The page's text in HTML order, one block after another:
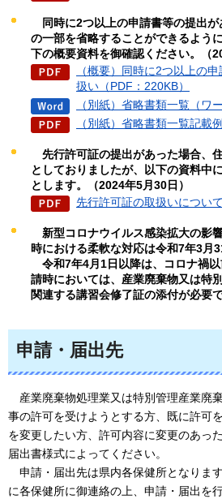
同時に2つ以上の申請書等の提出
の一部を省略することができるよう
下の概要資料を御確認ください。（
（概要）同時に2つ以上の
扱い（PDF：220KB）
（別紙）省略書類一覧（ワ
（別紙）省略書類一覧記載
先行許可証の提出があった場合、
としておりましたが、以下の資料中
とします。（2024年5月30日）
先行許可証の取扱いについ
新型コロナウイルス感染拡大の影
時における柔軟な対応は令和7年3月
令和7年4月1日以降は、コロナ禍
請時においては、産業廃棄物又は特
関連する講習会修了証の添付が必要
申請・届出先
産業廃棄物処理業又は特別管理産業廃
事の許可を受けようとする方、既に許可
を変更したい方、許可内容に変更のあっ
届出書様式によってください。
申請 ・届出先は県内各保健所となりま
に各保健所に御連絡の上、申請・届出を